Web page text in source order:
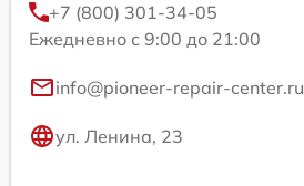
+7 (800) 301-34-05
Ежедневно с 9:00 до 21:00
info@pioneer-repair-center.ru
ул. Ленина, 23